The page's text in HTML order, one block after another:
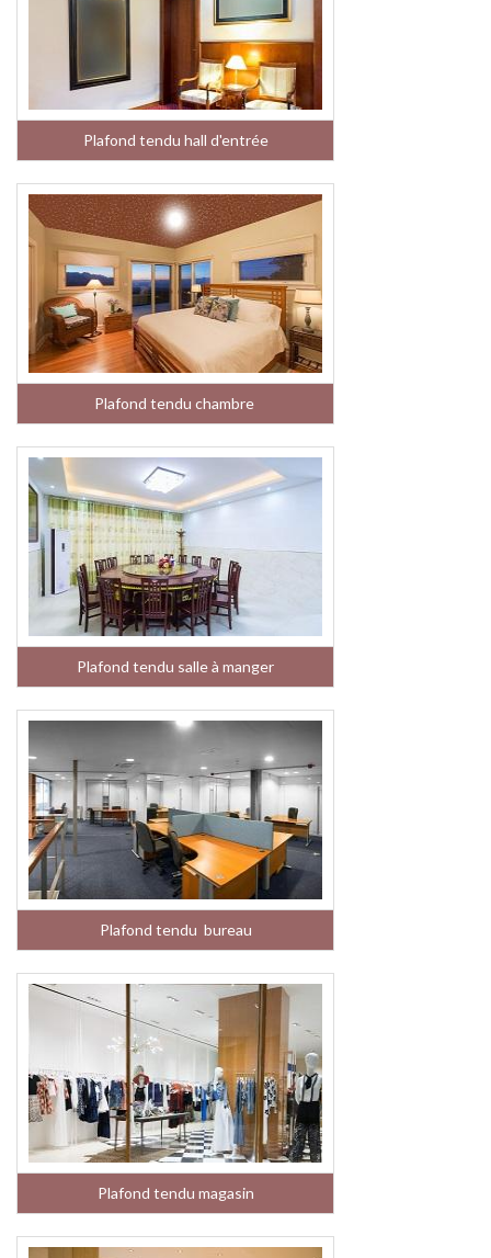
Plafond tendu hall d'entrée
Plafond tendu chambre
Plafond tendu salle à manger
Plafond tendu bureau
Plafond tendu magasin